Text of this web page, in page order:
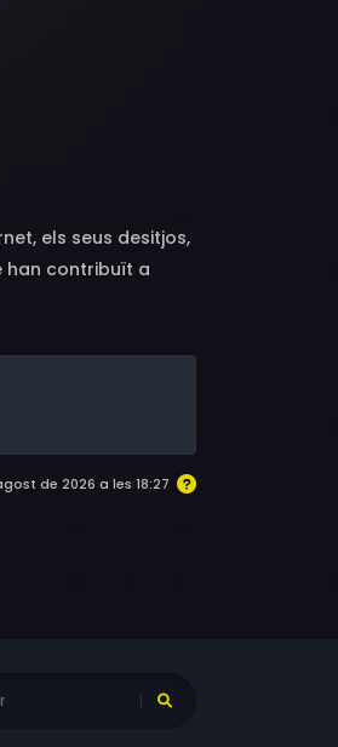
els seus desitjos,
han contribuït a
de 2026 a les 18:27